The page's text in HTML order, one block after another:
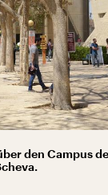
den Campus